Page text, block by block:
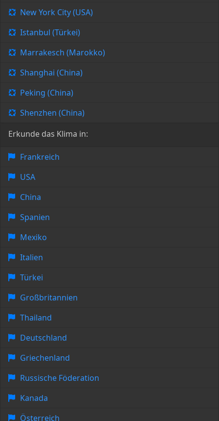
New York City (USA)
Istanbul (Türkei)
Marrakesch (Marokko)
Shanghai (China)
Peking (China)
Shenzhen (China)
Erkunde das Klima in:
Frankreich
USA
China
Spanien
Mexiko
Italien
Türkei
Großbritannien
Thailand
Deutschland
Griechenland
Russische Föderation
Kanada
Österreich